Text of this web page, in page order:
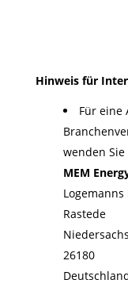
Hinweis für
Für eine
wenden
MEM
Logemanns
Rastede
26180